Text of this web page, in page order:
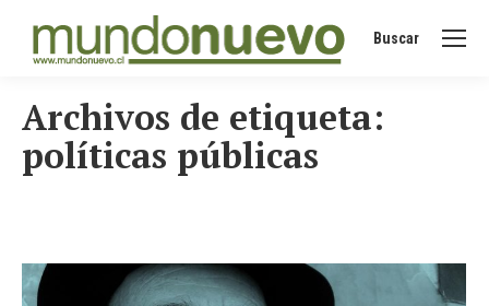
Buscar:
Buscar
Archivos de etiqueta:
políticas públicas